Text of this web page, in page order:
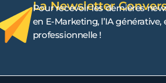
La Newsletter
Pour recevoir les dernières
en E-Marketing, l’IA
professionnelle !